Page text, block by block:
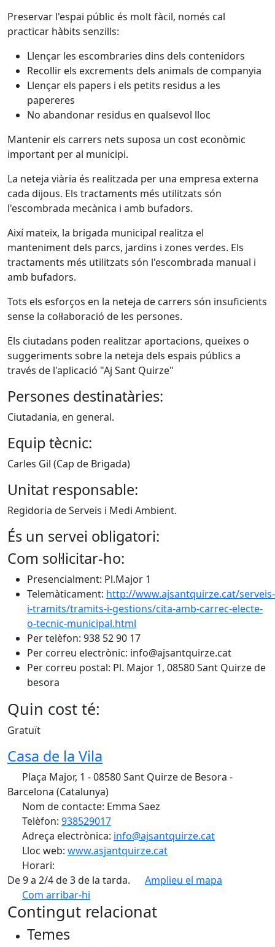
Preservar l'espai públic és molt fàcil, només cal
practicar hàbits senzills:
Llençar les escombraries dins dels contenidors
Recollir els excrements dels animals de companyia
Llençar els papers i els petits residus a les
papereres
No abandonar residus en qualsevol lloc
Mantenir els carrers nets suposa un cost econòmic
important per al municipi.
La neteja viària és realitzada per una empresa externa
cada dijous. Els tractaments més utilitzats són
l'escombrada mecànica i amb bufadors.
Així mateix, la brigada municipal realitza el
manteniment dels parcs, jardins i zones verdes. Els
tractaments més utilitzats són l'escombrada manual i
amb bufadors.
Tots els esforços en la neteja de carrers són insuficients
sense la col·laboració de les persones.
Els ciutadans poden realitzar aportacions, queixes o
suggeriments sobre la neteja dels espais públics a
través de l'aplicació "Aj Sant Quirze"
Persones destinatàries:
Ciutadania, en general.
Equip tècnic:
Carles Gil (Cap de Brigada)
Unitat responsable:
Regidoria de Serveis i Medi Ambient.
És un servei obligatori:
Com sol·licitar-ho:
Presencialment: Pl.Major 1
Telemàticament: http://www.ajsantquirze.cat/serveis-
i-tramits/tramits-i-gestions/cita-amb-carrec-electe-
o-tecnic-municipal.html
Per telèfon: 938 52 90 17
Per correu electrònic: info@ajsantquirze.cat
Per correu postal: Pl. Major 1, 08580 Sant Quirze de
besora
Quin cost té:
Gratuït
Casa de la Vila
Plaça Major, 1 - 08580 Sant Quirze de Besora -
Barcelona (Catalunya)
Nom de contacte: Emma Saez
Telèfon: 938529017
Adreça electrònica: info@ajsantquirze.cat
Lloc web: www.asjantquirze.cat
Horari:
De 9 a 2/4 de 3 de la tarda.
Amplieu el mapa
Com arribar-hi
+
Contingut relacionat
Temes